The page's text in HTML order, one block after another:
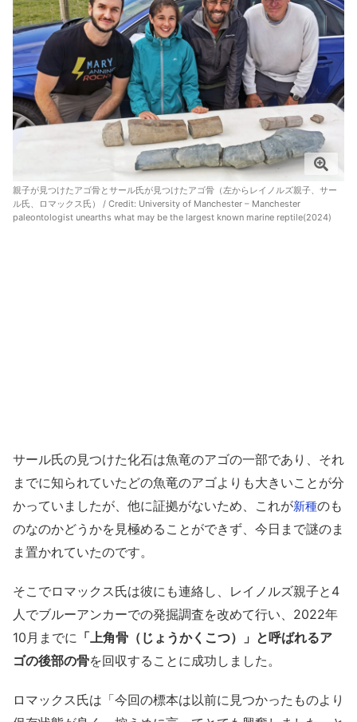
親子が見つけたアゴ骨とサール氏が見つけたアゴ骨（左からレイノルズ親子、サー
ル氏、ロマックス氏） / Credit: University of Manchester – Manchester
paleontologist unearths what may be the largest known marine reptile(2024)
サール氏の見つけた化石は魚竜のアゴの一部であり、それ
までに知られていたどの魚竜のアゴよりも大きいことが分
かっていましたが、他に証拠がないため、これが新種のも
のなのかどうかを見極めることができず、今日まで謎のま
ま置かれていたのです。
そこでロマックス氏は彼にも連絡し、レイノルズ親子と4
人でブルーアンカーでの発掘調査を改めて行い、2022年
10月までに 「上角骨（じょうかくこつ）」と呼ばれるア
ゴの後部の骨を回収することに成功しました。
ロマックス氏は「今回の標本は以前に見つかったものより